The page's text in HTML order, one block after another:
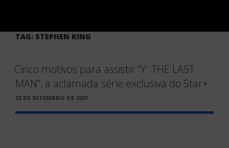
TAG: STEPHEN KING
Cinco motivos para assistir “Y: THE LAST
MAN”, a aclamada série exclusiva do Star+
PUBLICADO
23 DE SETEMBRO DE 2021